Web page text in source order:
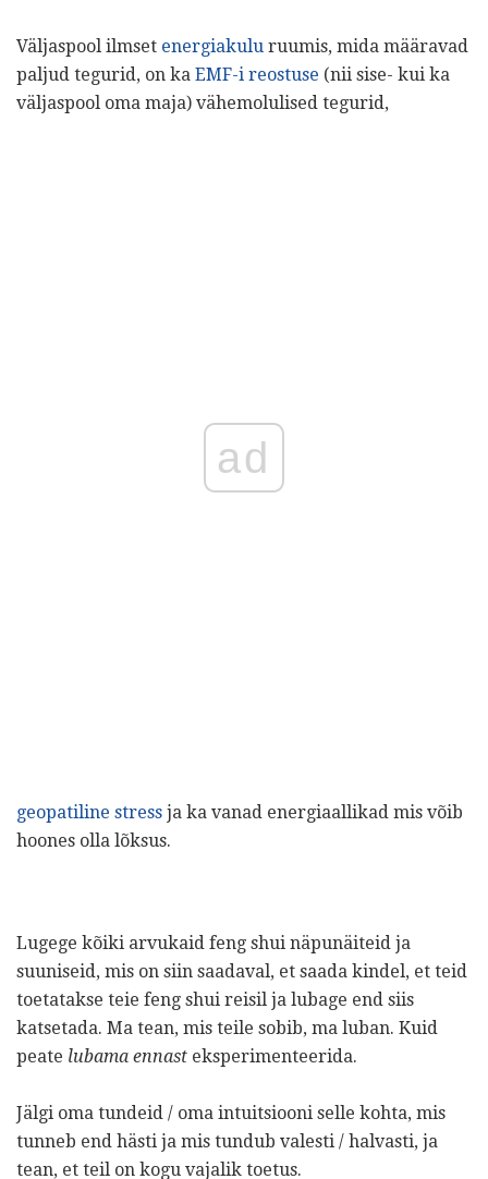
Väljaspool ilmset energiakulu ruumis, mida määravad
paljud tegurid, on ka EMF-i reostuse (nii sise- kui ka
väljaspool oma maja) vähemolulised tegurid,
ad
geopatiline stress ja ka vanad energiaallikad mis võib
hoones olla lõksus.
Lugege kõiki arvukaid feng shui näpunäiteid ja
suuniseid, mis on siin saadaval, et saada kindel, et teid
toetatakse teie feng shui reisil ja lubage end siis
katsetada. Ma tean, mis teile sobib, ma luban. Kuid
peate lubama ennast eksperimenteerida.
Jälgi oma tundeid / oma intuitsiooni selle kohta, mis
tunneb end hästi ja mis tundub valesti / halvasti, ja
tean, et teil on kogu vajalik toetus.